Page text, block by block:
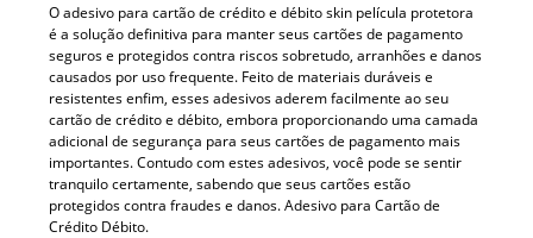
O adesivo para cartão de crédito e débito skin película protetora
é a solução definitiva para manter seus cartões de pagamento
seguros e protegidos contra riscos sobretudo, arranhões e danos
causados ​​por uso frequente. Feito de materiais duráveis ​​e
resistentes enfim, esses adesivos aderem facilmente ao seu
cartão de crédito e débito, embora proporcionando uma camada
adicional de segurança para seus cartões de pagamento mais
importantes. Contudo com estes adesivos, você pode se sentir
tranquilo certamente, sabendo que seus cartões estão
protegidos contra fraudes e danos. Adesivo para Cartão de
Crédito Débito.